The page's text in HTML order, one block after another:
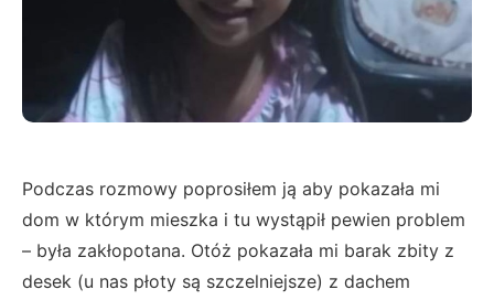
Podczas rozmowy poprosiłem ją aby pokazała mi
dom w którym mieszka i tu wystąpił pewien problem
– była zakłopotana. Otóż pokazała mi barak zbity z
desek (u nas płoty są szczelniejsze) z dachem